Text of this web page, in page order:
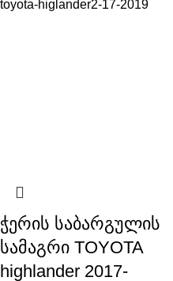
ჭერის საბარგულის
სამაგრი TOYOTA
highlander 2017-